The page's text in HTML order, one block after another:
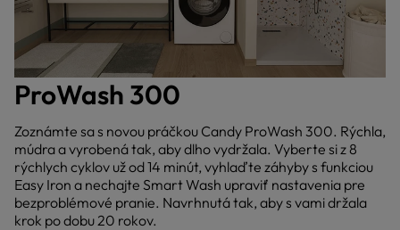
ProWash 300
Zoznámte sa s novou práčkou Candy ProWash 300. Rýchla,
múdra a vyrobená tak, aby dlho vydržala. Vyberte si z 8
rýchlych cyklov už od 14 minút, vyhlaďte záhyby s funkciou
Easy Iron a nechajte Smart Wash upraviť nastavenia pre
bezproblémové pranie. Navrhnutá tak, aby s vami držala
krok po dobu 20 rokov.